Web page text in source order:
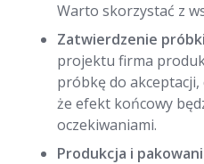
Warto skorzystać z
Zatwierdzenie
projektu firma
próbkę do
że efekt końcowy
oczekiwaniami.
Produkcja i